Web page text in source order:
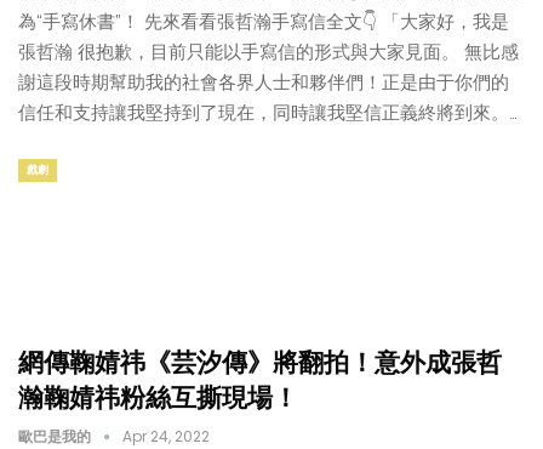
為“手寫休書”！ 先來看看張哲瀚手寫信全文👇 「大家好，我是
張哲瀚 很抱歉，目前只能以手寫信的形式與大家見面。 無比感
謝這段時期幫助我的社會各界人士和夥伴們！正是由于你們的
信任和支持讓我堅持到了現在，同時讓我堅信正義終將到來。…
戲劇
網傳鞠婧祎《芸汐傳》將翻拍！意外成張哲
瀚鞠婧祎粉絲互撕現場！
歐巴是我的 Apr 24, 2022